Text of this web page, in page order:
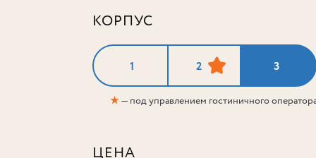
КОРПУС
1 2 3
★— под управлением гостиничного
ЦЕНА